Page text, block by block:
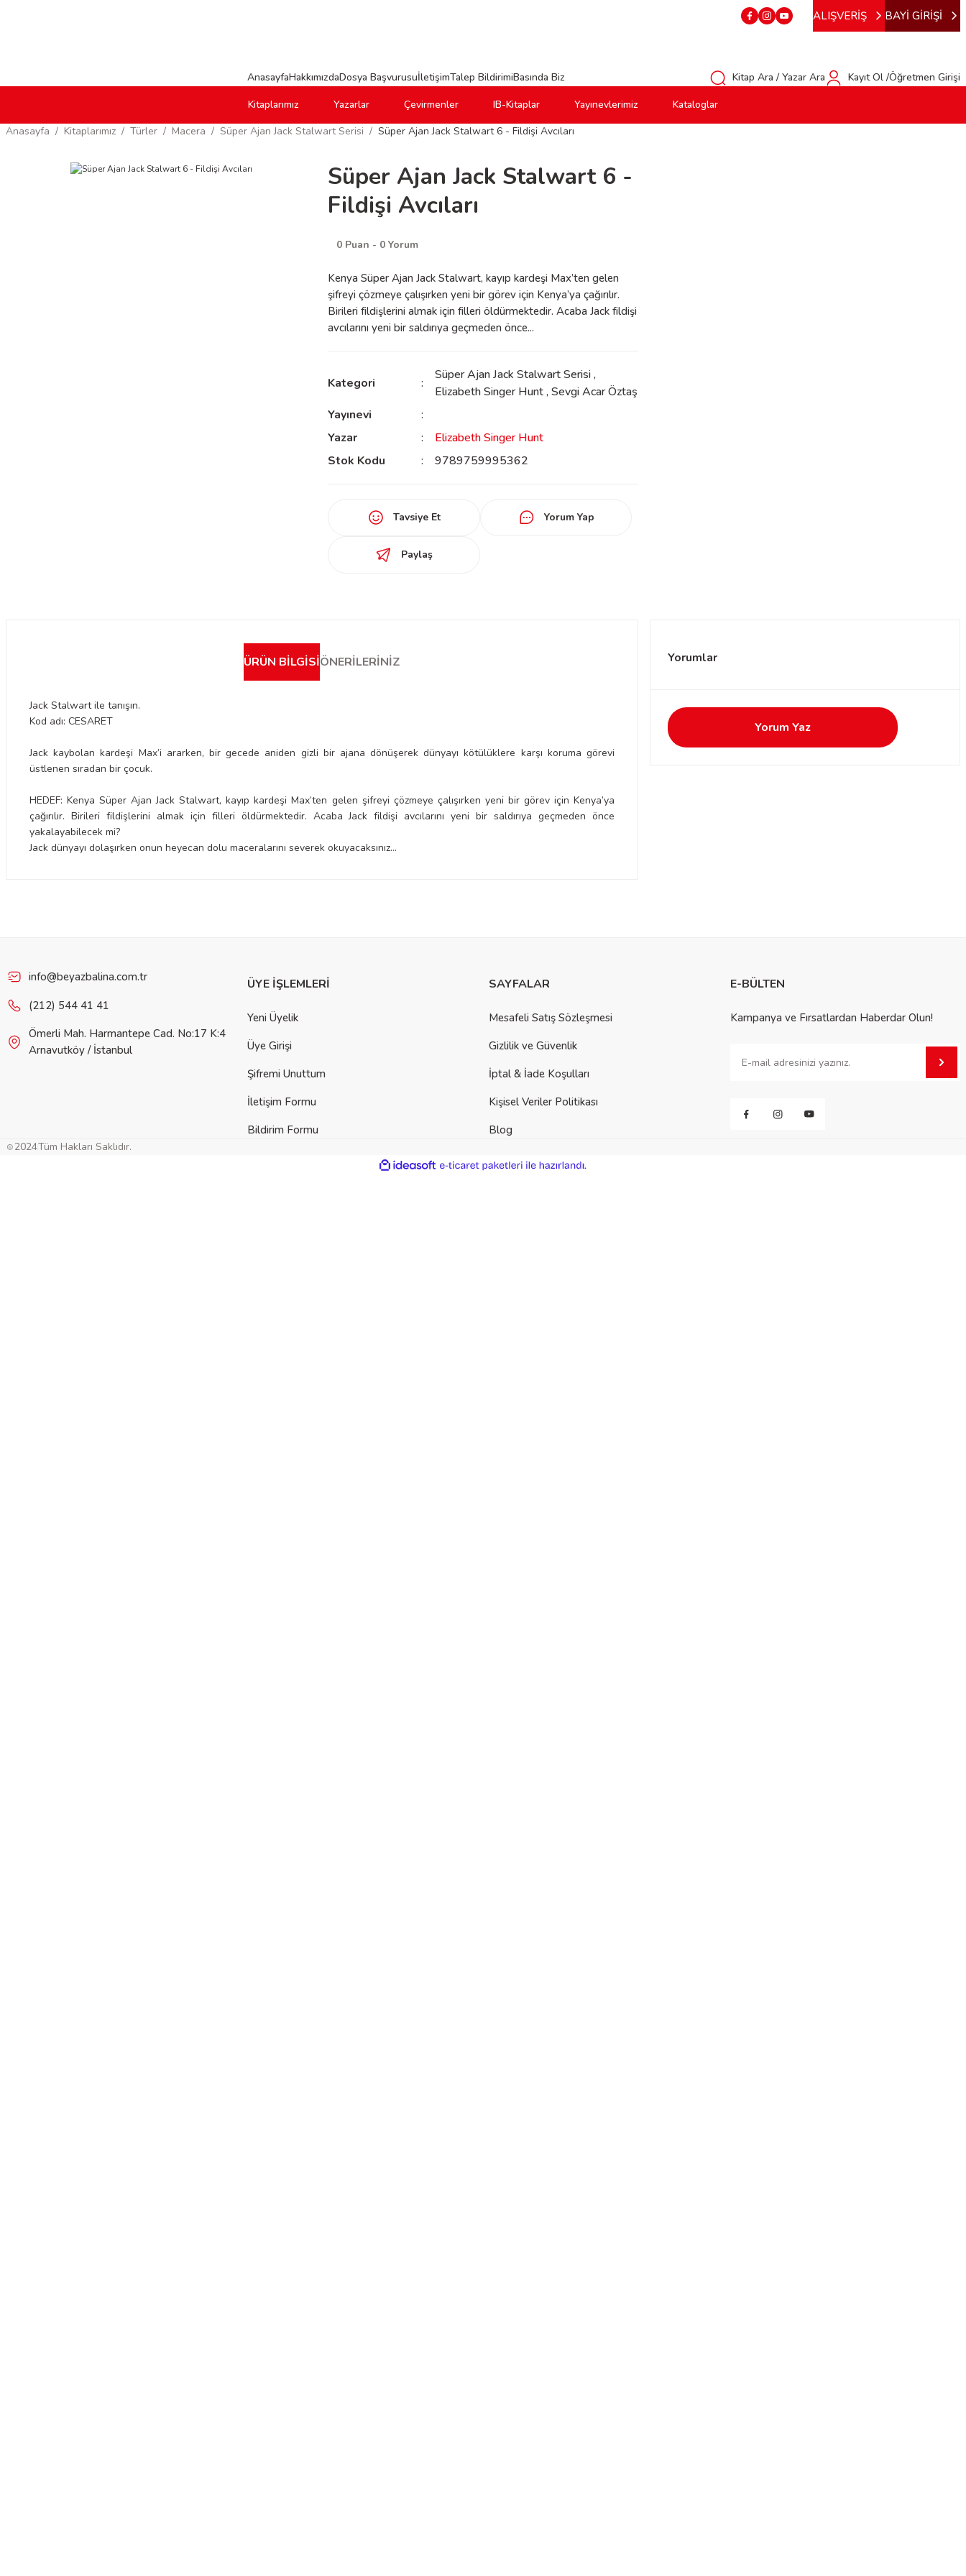
ALIŞVERİŞ BAYİ GİRİŞİ
AnasayfaHakkımızdaDosya BaşvurusuİletişimTalep BildirimiBasında Biz Kitap Ara / Yazar Ara
Kayıt Ol /Öğretmen Girişi
Kitaplarımız
Yazarlar Çevirmenler IB-Kitaplar Yayınevlerimiz
Kataloglar
Anasayfa
Kitaplarımız Türler Macera Süper Ajan Jack Stalwart Serisi Süper Ajan Jack Stalwart 6 - Fildişi Avcıları
Süper Ajan Jack Stalwart 6 -
Fildişi Avcıları
0 Puan - 0 Yorum
Kenya Süper Ajan Jack Stalwart, kayıp kardeşi Max’ten gelen
şifreyi çözmeye çalışırken yeni bir görev için Kenya’ya çağırılır.
Birileri fildişlerini almak için filleri öldürmektedir. Acaba Jack fildişi
avcılarını yeni bir saldırıya geçmeden önce...
Kategori
Süper Ajan Jack Stalwart Serisi ,
Elizabeth Singer Hunt ,Sevgi Acar Öztaş
Yayınevi
Yazar
Elizabeth Singer Hunt
Stok Kodu
9789759995362
Tavsiye Et Yorum Yap
Paylaş
ÜRÜN BILGISIÖNERILERINIZ
Jack Stalwart ile tanışın.
Kod adı: CESARET
Jack kaybolan kardeşi Max’i ararken, bir gecede aniden gizli bir ajana dönüşerek dünyayı kötülüklere karşı koruma görevi
üstlenen sıradan bir çocuk.
HEDEF: Kenya Süper Ajan Jack Stalwart, kayıp kardeşi Max’ten gelen şifreyi çözmeye çalışırken yeni bir görev için Kenya’ya
çağırılır. Birileri fildişlerini almak için filleri öldürmektedir. Acaba Jack fildişi avcılarını yeni bir saldırıya geçmeden önce
yakalayabilecek mi?
Jack dünyayı dolaşırken onun heyecan dolu maceralarını severek okuyacaksınız…
Ürün açıklamasında eksik bilgiler bulunuyor.
Bu ürüne benzer farklı alternatifler olmalı.
Yorumlar
Yorum Yaz
info@beyazbalina.com.tr
(212) 544 41 41
Ömerli Mah. Harmantepe Cad. No:17 K:4
Arnavutköy / İstanbul
ÜYE İŞLEMLERİ
Yeni Üyelik
Üye Girişi
Şifremi Unuttum
İletişim Formu
Bildirim Formu
SAYFALAR
Mesafeli Satış Sözleşmesi
Gizlilik ve Güvenlik
İptal & İade Koşulları
Kişisel Veriler Politikası
Blog
E-BÜLTEN
Kampanya ve Fırsatlardan Haberdar Olun!
2024Tüm Hakları Saklıdır.
ideasoft
e-